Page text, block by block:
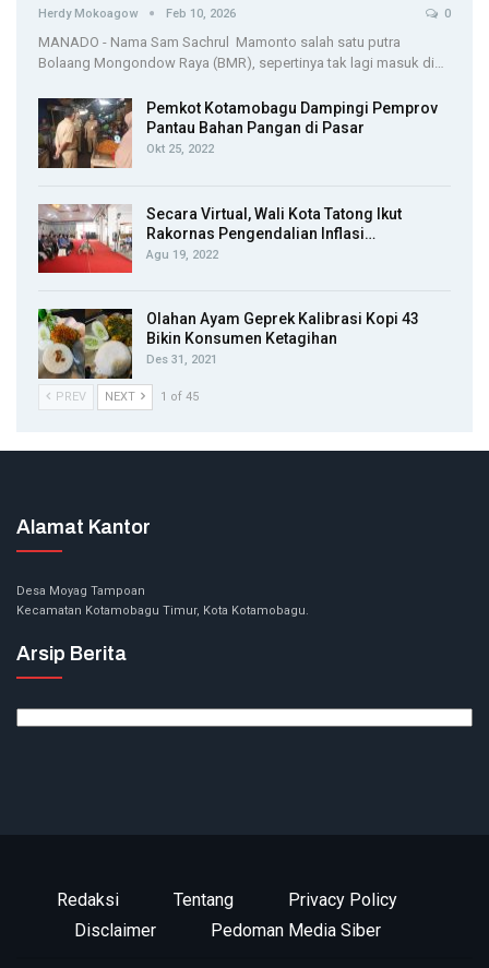
Herdy Mokoagow Feb 10, 2026 0
MANADO - Nama Sam Sachrul Mamonto salah satu putra
Bolaang Mongondow Raya (BMR), sepertinya tak lagi masuk di…
Pemkot Kotamobagu Dampingi Pemprov
Pantau Bahan Pangan di Pasar
Okt 25, 2022
Secara Virtual, Wali Kota Tatong Ikut
Rakornas Pengendalian Inflasi…
Agu 19, 2022
Olahan Ayam Geprek Kalibrasi Kopi 43
Bikin Konsumen Ketagihan
Des 31, 2021
PREV NEXT 1 of 45
Alamat Kantor
Desa Moyag Tampoan
Kecamatan Kotamobagu Timur, Kota Kotamobagu.
Arsip Berita
Redaksi Tentang
Privacy Policy
Disclaimer
Pedoman Media Siber